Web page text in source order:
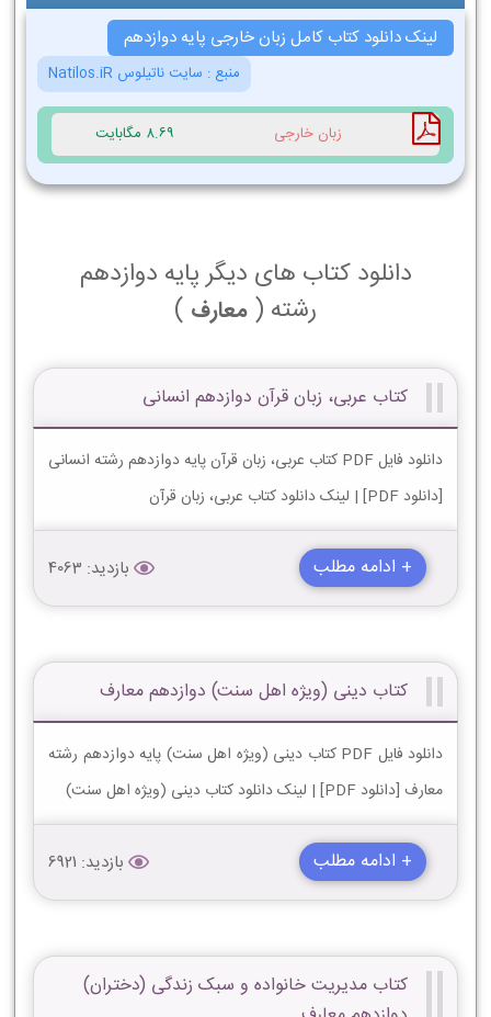
لینک دانلود کتاب کامل زبان خارجی پایه دوازدهم
منبع : سایت ناتیلوس Natilos.iR
زبان خارجی 8.69 مگابایت
دانلود کتاب های دیگر پایه دوازدهم
رشته ( معارف )
کتاب عربی، زبان قرآن دوازدهم انسانی
دانلود فایل PDF کتاب عربی، زبان قرآن پایه دوازدهم رشته انسانی
[دانلود PDF] | لینک دانلود کتاب عربی، زبان قرآن
+ ادامه مطلب بازدید: 4063
کتاب دینی (ویژه اهل سنت) دوازدهم معارف
دانلود فایل PDF کتاب دینی (ویژه اهل سنت) پایه دوازدهم رشته
معارف [دانلود PDF] | لینک دانلود کتاب دینی (ویژه اهل سنت)
+ ادامه مطلب بازدید: 6921
کتاب مدیریت خانواده و سبک زندگی (دختران)